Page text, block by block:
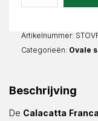
Ovaal
Artikelnummer:
Categorieën: Ovale
Beschrijving
De Calacatta Franca